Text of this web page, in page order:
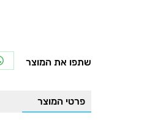
שתפו את המוצר
פרטי המוצר